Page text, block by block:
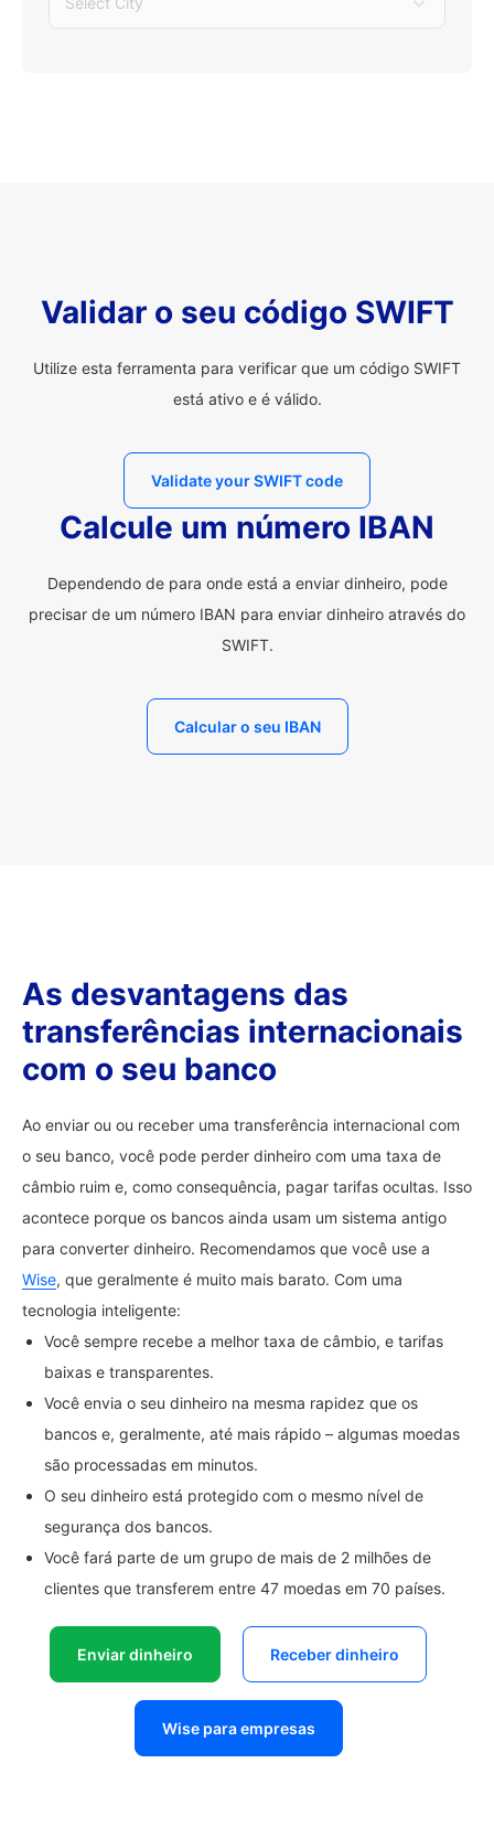
Validar o seu código SWIFT
Utilize esta ferramenta para verificar que um código SWIFT
está ativo e é válido.
Validate your SWIFT code
Calcule um número IBAN
Dependendo de para onde está a enviar dinheiro, pode
precisar de um número IBAN para enviar dinheiro através do
SWIFT.
Calcular o seu IBAN
As desvantagens das
transferências internacionais
com o seu banco
Ao enviar ou ou receber uma transferência internacional com
o seu banco, você pode perder dinheiro com uma taxa de
câmbio ruim e, como consequência, pagar tarifas ocultas. Isso
acontece porque os bancos ainda usam um sistema antigo
para converter dinheiro. Recomendamos que você use a
Wise, que geralmente é muito mais barato. Com uma
tecnologia inteligente:
Você sempre recebe a melhor taxa de câmbio, e tarifas
baixas e transparentes.
Você envia o seu dinheiro na mesma rapidez que os
bancos e, geralmente, até mais rápido – algumas moedas
são processadas em minutos.
O seu dinheiro está protegido com o mesmo nível de
segurança dos bancos.
Você fará parte de um grupo de mais de 2 milhões de
clientes que transferem entre 47 moedas em 70 países.
Enviar dinheiro Receber dinheiro
Wise para empresas